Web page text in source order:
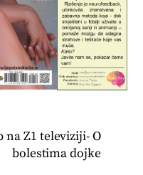
na Z1 televiziji- O
bolestima dojke